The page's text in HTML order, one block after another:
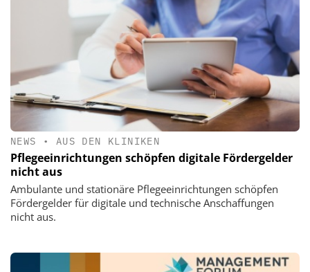
NEWS • AUS DEN KLINIKEN
Pflegeeinrichtungen schöpfen digitale Fördergelder
nicht aus
Ambulante und stationäre Pflegeeinrichtungen schöpfen
Fördergelder für digitale und technische Anschaffungen
nicht aus.